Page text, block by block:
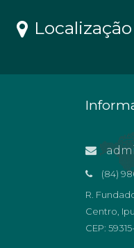
Localização
(84)
R.
Centro,
CEP: